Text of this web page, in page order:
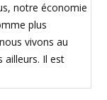
notre économie
plus
vivons au
ailleurs. Il est